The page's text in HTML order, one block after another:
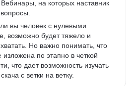
Вебинары, на которых наставник
вы человек с нулевыми
возможно будет тяжело и
Но важно понимать, что
изложена по этапно в четкой
что дает возможность изучать
с ветки на ветку.